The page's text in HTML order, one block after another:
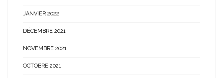
JANVIER 2022
DÉCEMBRE 2021
NOVEMBRE 2021
OCTOBRE 2021